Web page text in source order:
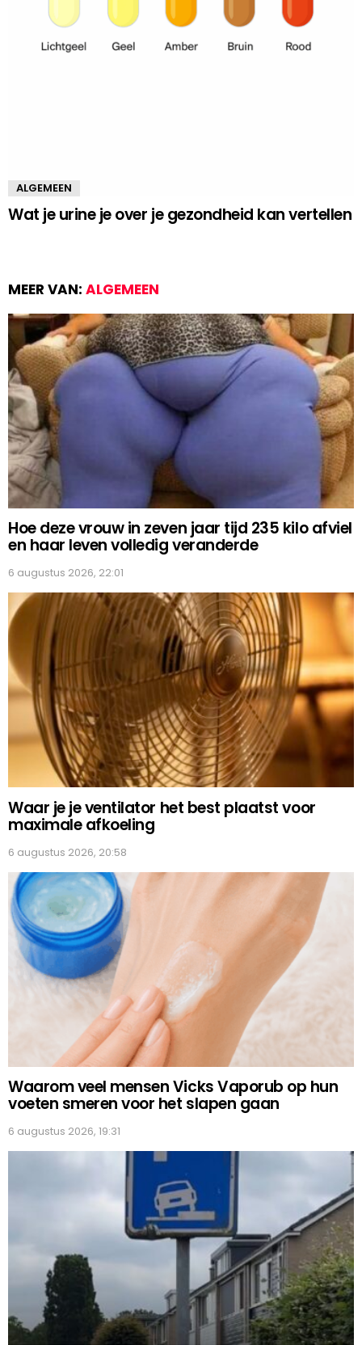
ALGEMEEN
Wat je urine je over je gezondheid kan vertellen
MEER VAN: ALGEMEEN
Hoe deze vrouw in zeven jaar tijd 235 kilo afviel
en haar leven volledig veranderde
6 augustus 2026, 22:01
Waar je je ventilator het best plaatst voor
maximale afkoeling
6 augustus 2026, 20:58
Waarom veel mensen Vicks Vaporub op hun
voeten smeren voor het slapen gaan
6 augustus 2026, 19:31